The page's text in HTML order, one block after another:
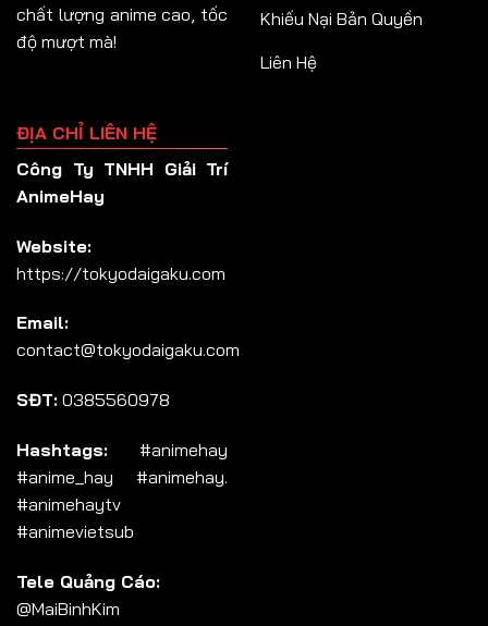
chất lượng anime cao, tốc
độ mượt mà!
Khiếu Nại Bản Quyền
Liên Hệ
ĐỊA CHỈ LIÊN HỆ
Công Ty TNHH Giải Trí
AnimeHay
Website:
https://tokyodaigaku.com
Email:
contact@tokyodaigaku.com
SĐT: 0385560978
Hashtags: #animehay
#anime_hay #animehay.
#animehaytv
#animevietsub
Tele Quảng Cáo:
@MaiBinhKim